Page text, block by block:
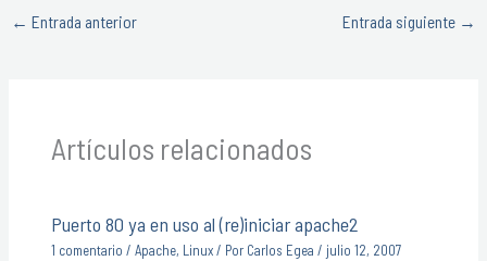
← Entrada anterior Entrada siguiente →
Artículos relacionados
Puerto 80 ya en uso al (re)iniciar apache2
1 comentario /Apache, Linux/ Por Carlos Egea/ julio 12, 2007